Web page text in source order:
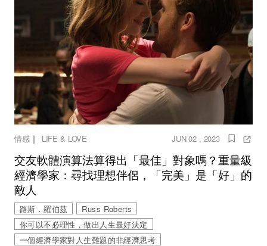
情感｜ LIFE & LOVE JUN 02 , 2023
交友軟體演算法算得出「最佳」對象嗎？重量級
經濟學家：尋找理想伴侶，「完美」是「好」的
敵人
路斯．羅伯茲
Russ Roberts
你可以不必理性，做出人生最好決定
一個經濟學家對人生難題的非經濟思考